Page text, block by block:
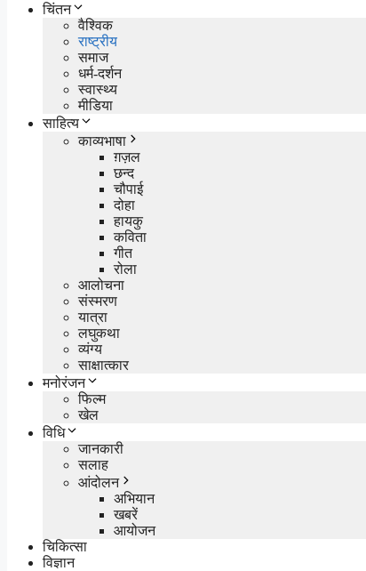
चिंतन
वैश्विक
राष्ट्रीय
समाज
धर्म-दर्शन
स्वास्थ्य
मीडिया
साहित्य
काव्यभाषा
ग़ज़ल
छन्द
चौपाई
दोहा
हायकु
कविता
गीत
रोला
आलोचना
संस्मरण
यात्रा
लघुकथा
व्यंग्य
साक्षात्कार
मनोरंजन
फिल्म
खेल
विधि
जानकारी
सलाह
आंदोलन
अभियान
खबरें
आयोजन
चिकित्सा
विज्ञान